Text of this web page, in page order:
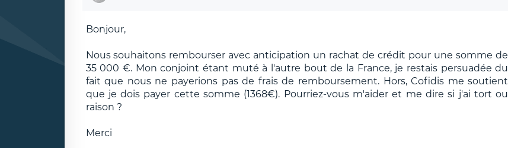
Bonjour,
Nous souhaitons rembourser avec anticipation un rachat de crédit pour une somme de
35 000 €. Mon conjoint étant muté à l'autre bout de la France, je restais persuadée du
fait que nous ne payerions pas de frais de remboursement. Hors, Cofidis me soutient
que je dois payer cette somme (1368€). Pourriez-vous m'aider et me dire si j'ai tort ou
raison ?
Merci